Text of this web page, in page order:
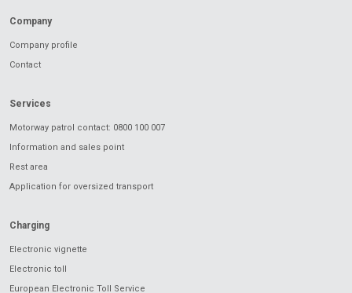
Company
Company profile
Contact
Services
Motorway patrol contact: 0800 100 007
Information and sales point
Rest area
Application for oversized transport
Charging
Electronic vignette
Electronic toll
European Electronic Toll Service